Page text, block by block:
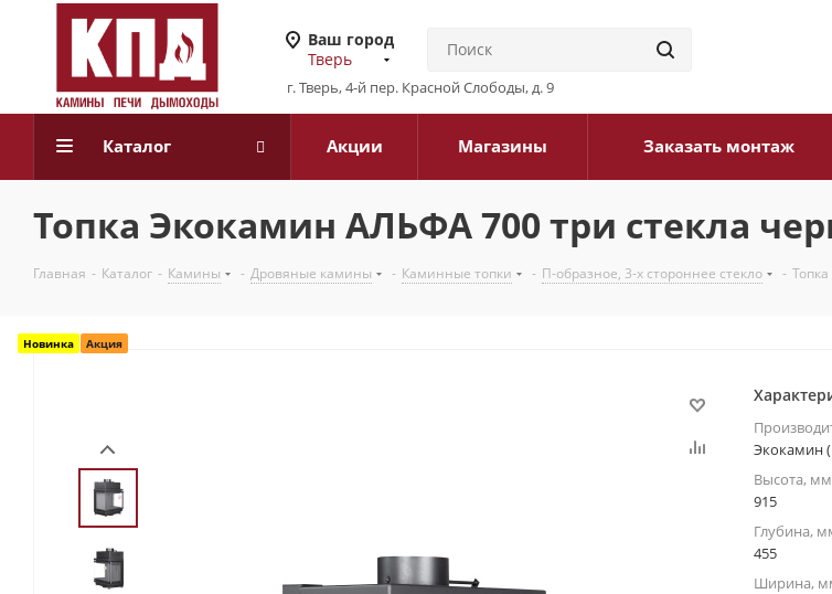
Ваш город
Тверь
г. Тверь, 4-й пер. Красной Слободы, д. 9
Каталог Акции Магазины Заказать монтаж
Топка Экокамин АЛЬФА 700 три стекла
Главная - Каталог - Камины - Дровяные камины - Каминные топки - П-образное, 3-х стороннее стекло -
Новинка Акция
Экокамин
Высота, мм
915
Глубина,
455
Ширина,